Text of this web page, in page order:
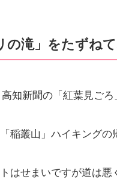
の滝」をたずね
知新聞の「紅葉見ご
稲叢山」ハイキングの
はせまいですが道は悪